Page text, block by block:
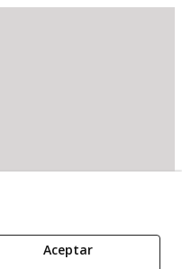
Aceptar